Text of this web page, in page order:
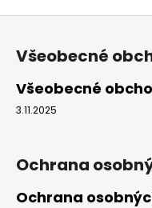
Z
Všeobecné
Všeobecné
3.11.2025
Ochrana
Ochrana